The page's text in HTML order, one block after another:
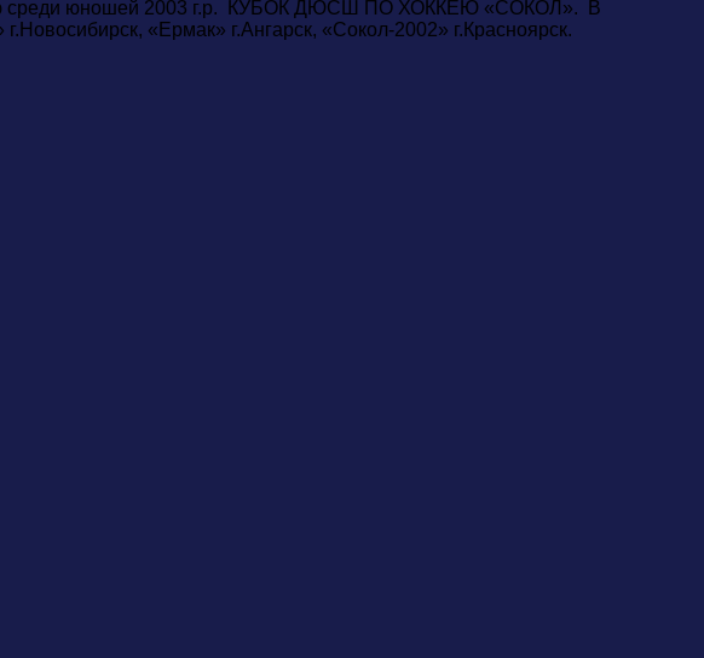
среди юношей 2003 г.р. КУБОК ДЮСШ ПО ХОККЕЮ «СОКОЛ». В
«Ермак» г.Ангарск, «Сокол-2002» г.Красноярск.